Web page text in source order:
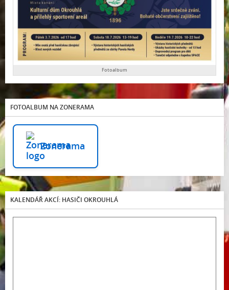
Fotoalbum
FOTOALBUM NA ZONERAMA
Zonerama
KALENDÁŘ AKCÍ: HASIČI OKROUHLÁ